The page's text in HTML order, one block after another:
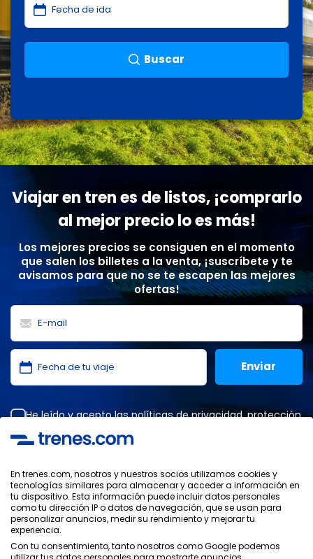
Buscar
Viajar en tren es de listos, ¡comprarlo
al mejor precio lo es más!
Los mejores precios se consiguen en el momento
que salen los billetes a la venta, ¡suscríbete y te
avisamos para que no se te escapen las mejores
ofertas!
He leído y acepto laspolíticas de privacidad,protección
SOLUTIONS.
Política de Privacidad
Condiciones Generales
Política de Seguridad
En trenes.com, nosotros y nuestros socios utilizamos cookies y
tecnologías similares para almacenar y acceder a información en
tu dispositivo. Esta información puede incluir datos personales
como tu dirección IP o datos de navegación, que se usan para
personalizar anuncios, medir su rendimiento y mejorar tu
experiencia.
Con tu consentimiento, tanto nosotros como Google podemos